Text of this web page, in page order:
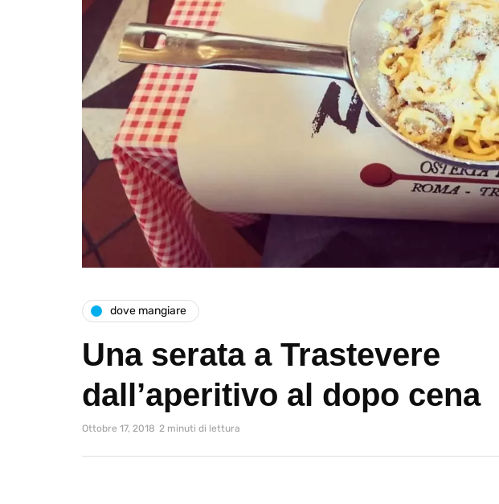
dove mangiare
Una serata a Trastevere
dall’aperitivo al dopo cena
Ottobre 17, 2018 2 minuti di lettura